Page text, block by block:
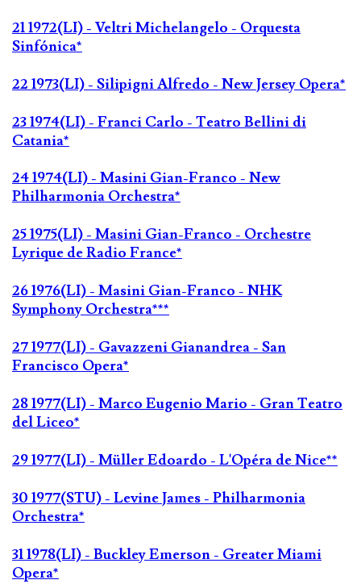
21 1972(LI) - Veltri Michelangelo - Orquesta
Sinfónica*
22 1973(LI) - Silipigni Alfredo - New Jersey Opera*
23 1974(LI) - Franci Carlo - Teatro Bellini di
Catania*
24 1974(LI) - Masini Gian-Franco - New
Philharmonia Orchestra*
25 1975(LI) - Masini Gian-Franco - Orchestre
Lyrique de Radio France*
26 1976(LI) - Masini Gian-Franco - NHK
Symphony Orchestra***
27 1977(LI) - Gavazzeni Gianandrea - San
Francisco Opera*
28 1977(LI) - Marco Eugenio Mario - Gran Teatro
del Liceo*
29 1977(LI) - Müller Edoardo - L'Opéra de Nice**
30 1977(STU) - Levine James - Philharmonia
Orchestra*
31 1978(LI) - Buckley Emerson - Greater Miami
Opera*